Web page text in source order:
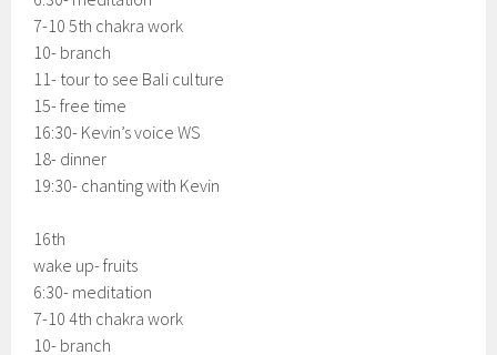
7-10 5th chakra work
10- branch
11- tour to see Bali culture
15- free time
16:30- Kevin’s voice WS
18- dinner
19:30- chanting with Kevin
16th
wake up- fruits
6:30- meditation
7-10 4th chakra work
10- branch